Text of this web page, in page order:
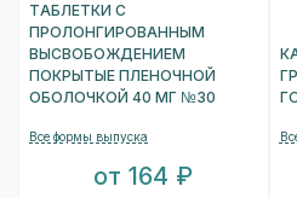
ТАБЛЕТКИ С
ПРОЛОНГИРОВАННЫМ
ВЫСВОБОЖДЕНИЕМ
ПОКРЫТЫЕ ПЛЕНОЧНОЙ
ОБОЛОЧКОЙ 40 МГ №30
Все формы выпуска
от 164 ₽